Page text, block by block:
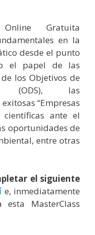
Gratuita
en la
desde el punto
el papel de las
los Objetivos de
(ODS), las
“Empresas
científicas ante el
oportunidades de
entre otras
el siguiente
e, inmediatamente
esta MasterClass